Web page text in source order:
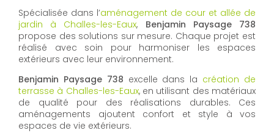
Spécialisée dans l’aménagement de cour et allée de
jardin à Challes-les-Eaux, Benjamin Paysage 738
propose des solutions sur mesure. Chaque projet est
réalisé avec soin pour harmoniser les espaces
extérieurs avec leur environnement.
Benjamin Paysage 738 excelle dans la création de
terrasse à Challes-les-Eaux, en utilisant des matériaux
de qualité pour des réalisations durables. Ces
aménagements ajoutent confort et style à vos
espaces de vie extérieurs.